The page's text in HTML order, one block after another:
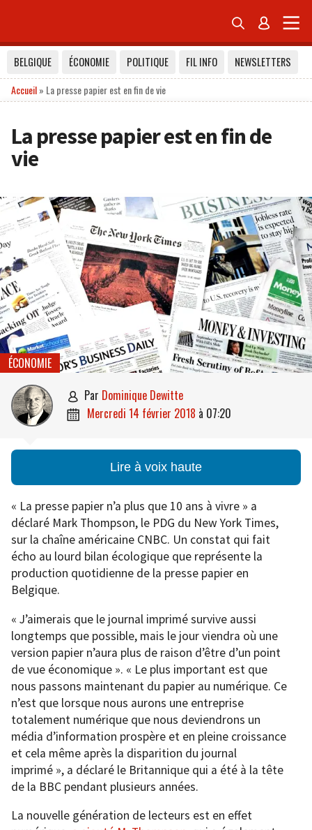
 
BELGIQUE ÉCONOMIE POLITIQUE FIL INFO
NEWSLETTERS
Accueil» La presse papier est en fin de vie
La presse papier est en fin de
vie
ÉCONOMIE
 par Dominique Dewitte
 mercredi 14 février 2018 à 07:20
Lire à voix haute
« La presse papier n’a plus que 10 ans à vivre » a
déclaré Mark Thompson, le PDG du New York Times,
sur la chaîne américaine CNBC. Un constat qui fait
écho au lourd bilan écologique que représente la
production quotidienne de la presse papier en
Belgique.
« J’aimerais que le journal imprimé survive aussi
longtemps que possible, mais le jour viendra où une
version papier n’aura plus de raison d’être d’un point
de vue économique ». « Le plus important est que
nous passons maintenant du papier au numérique. Ce
n’est que lorsque nous aurons une entreprise
totalement numérique que nous deviendrons un
média d’information prospère et en pleine croissance
et cela même après la disparition du journal
imprimé », a déclaré le Britannique qui a été à la tête
de la BBC pendant plusieurs années.
La nouvelle génération de lecteurs est en effet